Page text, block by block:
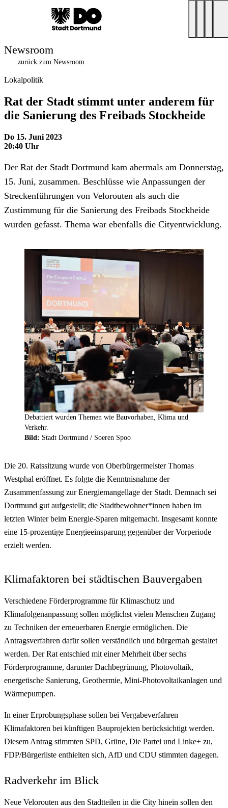
Newsroom
zurück zum Newsroom
Lokalpolitik
Rat der Stadt stimmt unter anderem für
die Sanierung des Freibads Stockheide
Do 15. Juni 2023
20:40 Uhr
Der Rat der Stadt Dortmund kam abermals am Donnerstag,
15. Juni, zusammen. Beschlüsse wie Anpassungen der
Streckenführungen von Velorouten als auch die
Zustimmung für die Sanierung des Freibads Stockheide
wurden gefasst. Thema war ebenfalls die Cityentwicklung.
Debattiert wurden Themen wie Bauvorhaben, Klima und
Verkehr.
Bild: Stadt Dortmund / Soeren Spoo
Die 20. Ratssitzung wurde von Oberbürgermeister Thomas
Westphal eröffnet. Es folgte die Kenntnisnahme der
Zusammenfassung zur Energiemangellage der Stadt. Demnach sei
Dortmund gut aufgestellt; die Stadtbewohner*innen haben im
letzten Winter beim Energie-Sparen mitgemacht. Insgesamt konnte
eine 15-prozentige Energieeinsparung gegenüber der Vorperiode
erzielt werden.
Klimafaktoren bei städtischen Bauvergaben
Verschiedene Förderprogramme für Klimaschutz und
Klimafolgenanpassung sollen möglichst vielen Menschen Zugang
zu Techniken der erneuerbaren Energie ermöglichen. Die
Antragsverfahren dafür sollen verständlich und bürgernah gestaltet
werden. Der Rat entschied mit einer Mehrheit über sechs
Förderprogramme, darunter Dachbegrünung, Photovoltaik,
energetische Sanierung, Geothermie, Mini-Photovoltaikanlagen und
Wärmepumpen.
In einer Erprobungsphase sollen bei Vergabeverfahren
Klimafaktoren bei künftigen Bauprojekten berücksichtigt werden.
Diesem Antrag stimmten SPD, Grüne, Die Partei und Linke+ zu,
FDP/Bürgerliste enthielten sich, AfD und CDU stimmten dagegen.
Radverkehr im Blick
Neue Velorouten aus den Stadtteilen in die City hinein sollen den